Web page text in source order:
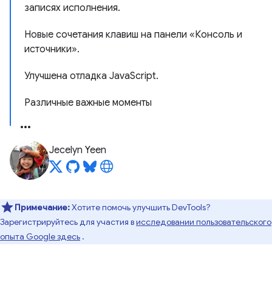
записях исполнения.
Новые сочетания клавиш на панели «Консоль и
источники».
Улучшена отладка JavaScript.
Различные важные моменты
Jecelyn Yeen
Примечание:Хотите помочь улучшить DevTools?
Зарегистрируйтесь для участия висследовании пользовательского
опыта Google здесь .